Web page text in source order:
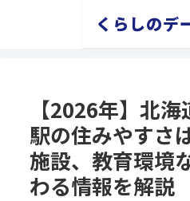
くらしのデ
【2026年】北
駅の住みやすさ
施設、教育環境
わる情報を解説